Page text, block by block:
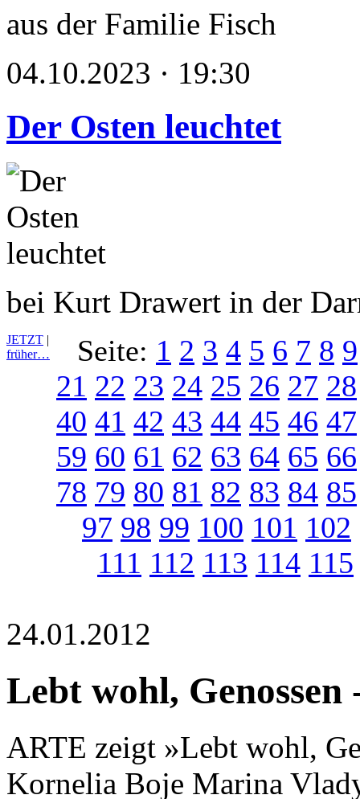
aus der Familie Fisch
04.10.2023 · 19:30
Der Osten leuchtet
bei Kurt Drawert in der
JETZT |
früher…
Seite: 1 2 3 4 5 6 7 8 9
21 22 23 24 25 26 27 28
40 41 42 43 44 45 46 47
59 60 61 62 63 64 65 66
78 79 80 81 82 83 84 85
97 98 99 100 101 102
111 112 113 114 115
24.01.2012
Lebt wohl,
ARTE zeigt »Lebt wohl,
Kornelia Boje Marina